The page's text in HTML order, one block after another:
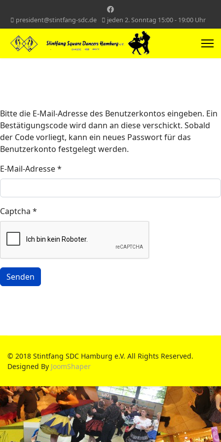
president@stintfang-sdc.de jeden 2. Sonntag 15:00 - 19:00 Uhr
Bitte die E-Mail-Adresse des Benutzerkontos eingeben. Ein
Bestätigungscode wird dann an diese verschickt. Sobald
der Code vorliegt, kann ein neues Passwort für das
Benutzerkonto festgelegt werden.
E-Mail-Adresse*
Captcha *
Senden
© 2018 Stintfang SDC Hamburg e.V. All Rights Reserved.
Designed By JoomShaper